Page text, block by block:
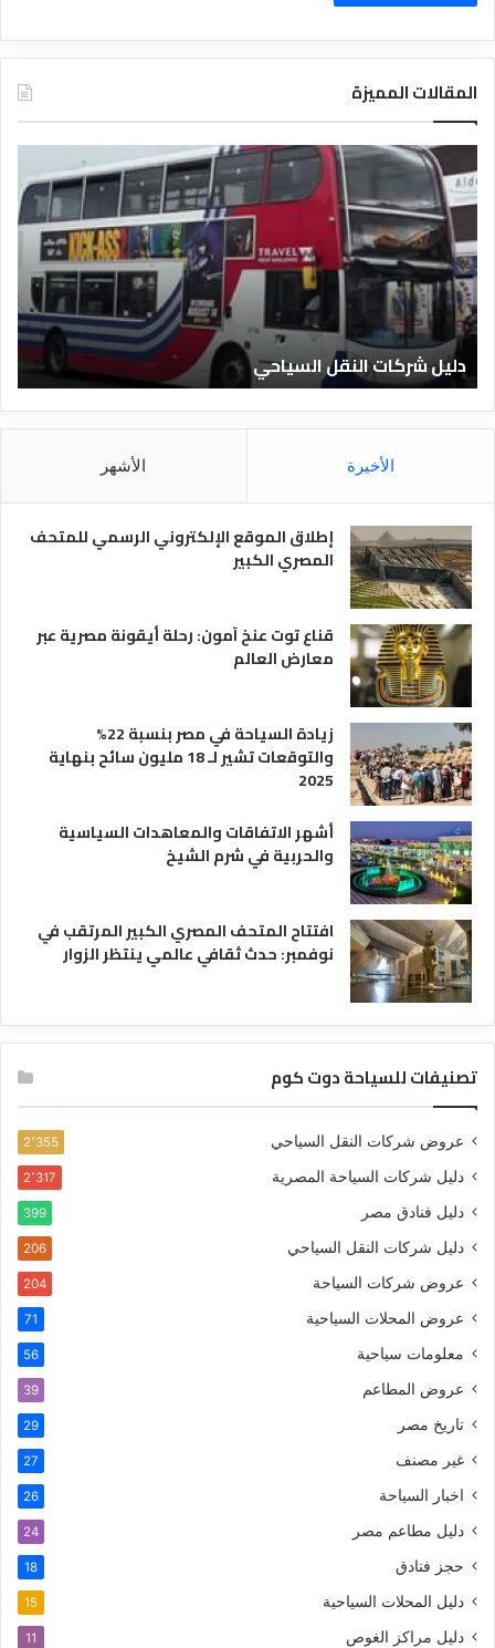
المقالات المميزة
د
ي
ل
ا
ل
ا
د
ق
ا
ل
ر
ي
دليل الفنادق المصرية
الأخيرة الأشهر
إطلاق الموقع الإلكتروني الرسمي للمتحف
المصري الكبير
قناع توت عنخ آمون: رحلة أيقونة مصرية عبر
معارض العالم
زيادة السياحة في مصر بنسبة 22%
والتوقعات تشير لـ 18 مليون سائح بنهاية
2025
أشهر الاتفاقات والمعاهدات السياسية
والحربية في شرم الشيخ
افتتاح المتحف المصري الكبير المرتقب في
نوفمبر: حدث ثقافي عالمي ينتظر الزوار
تصنيفات للسياحة دوت كوم
عروض شركات النقل السياحي 2٬355
دليل شركات السياحة المصرية 2٬317
دليل فنادق مصر 399
دليل شركات النقل السياحي 206
عروض شركات السياحة 204
عروض المحلات السياحية 71
معلومات سياحية 56
عروض المطاعم 39
تاريخ مصر 29
غير مصنف 27
اخبار السياحة 26
دليل مطاعم مصر 24
حجز فنادق 18
دليل المحلات السياحية 15
دليل مراكز الغوص 11